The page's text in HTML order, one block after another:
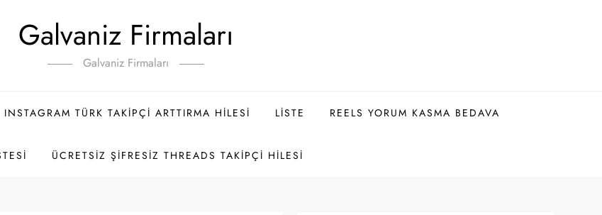
Galvaniz Firmaları
Galvaniz Firmaları
INSTAGRAM TÜRK TAKIPÇI ARTTIRMA HILESI LISTE REELS YORUM KASMA BEDAVA
ÜCRETSIZ ŞIFRESIZ THREADS TAKIPÇI HILESI